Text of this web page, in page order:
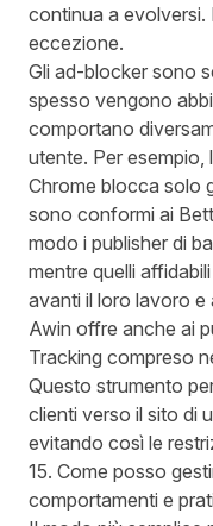
continua a
eccezione.
Gli ad-blocker sono
spesso vengono
comportano
utente. Per
Chrome blocca solo
sono conformi ai
modo i publisher di
mentre quelli
avanti il loro lavoro
Awin offre anche ai
Tracking compreso
Questo strumento
clienti verso il sito di
evitando così le
15. Come posso
comportamenti e